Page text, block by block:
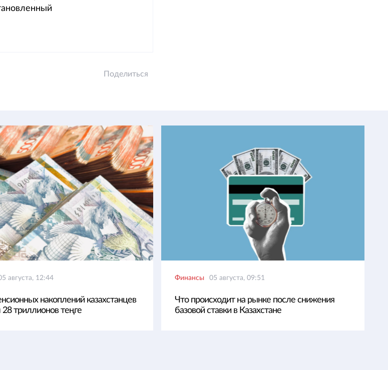
Поделиться
августа, 12:44
накоплений казахстанцев
триллионов теңге
Финансы 05 августа, 09:51
Что происходит на рынке после снижения
базовой ставки в Казахстане